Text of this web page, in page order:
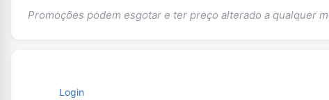
Promoções podem esgotar e ter preço alterado a qualquer
Login